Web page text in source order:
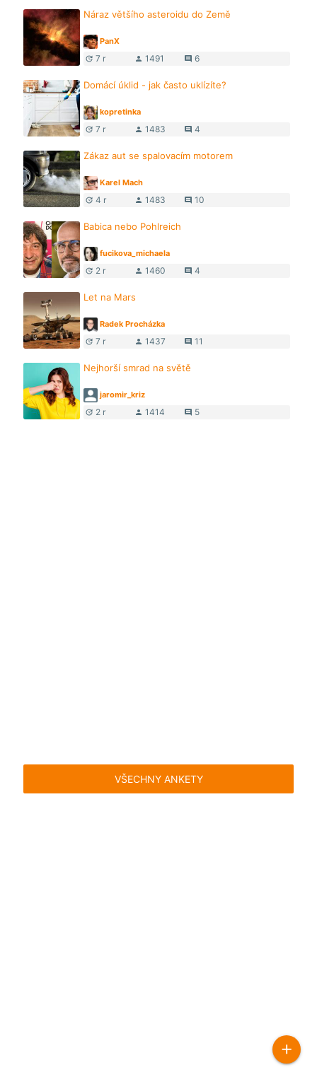
Náraz většího asteroidu do Země
PanX
update 7 r person 1491 comment 6
Domácí úklid - jak často uklízíte?
kopretinka
update 7 r person 1483 comment 4
Zákaz aut se spalovacím motorem
Karel Mach
update 4 r person 1483 comment 10
Babica nebo Pohlreich
fucikova_michaela
update 2 r person 1460 comment 4
Let na Mars
Radek Procházka
update 7 r person 1437 comment 11
Nejhorší smrad na světě
jaromir_kriz
update 2 r person 1414 comment 5
VŠECHNY ANKETY
add